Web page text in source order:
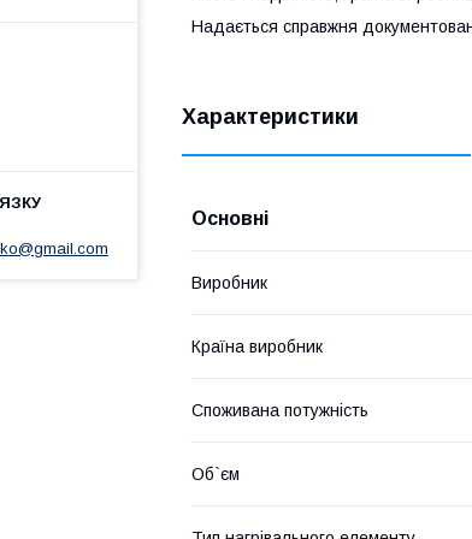
Надається справжня
Характеристики
Основні
Виробник
Країна виробник
Споживана потужність
Об`єм